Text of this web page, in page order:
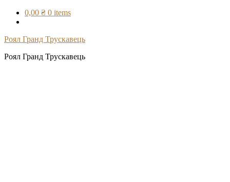
Skip
0,00 ₴ 0 items
Роял Гранд Трускавець
Роял Гранд Трускавець